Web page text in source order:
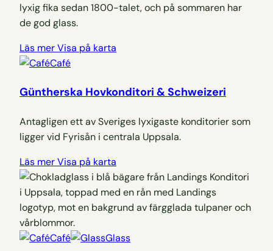
lyxig fika sedan 1800-talet, och på sommaren har
de god glass.
Läs merVisa på karta
Café
Güntherska Hovkonditori & Schweizeri
Antagligen ett av Sveriges lyxigaste konditorier som
ligger vid Fyrisån i centrala Uppsala.
Läs merVisa på karta
Café Glass